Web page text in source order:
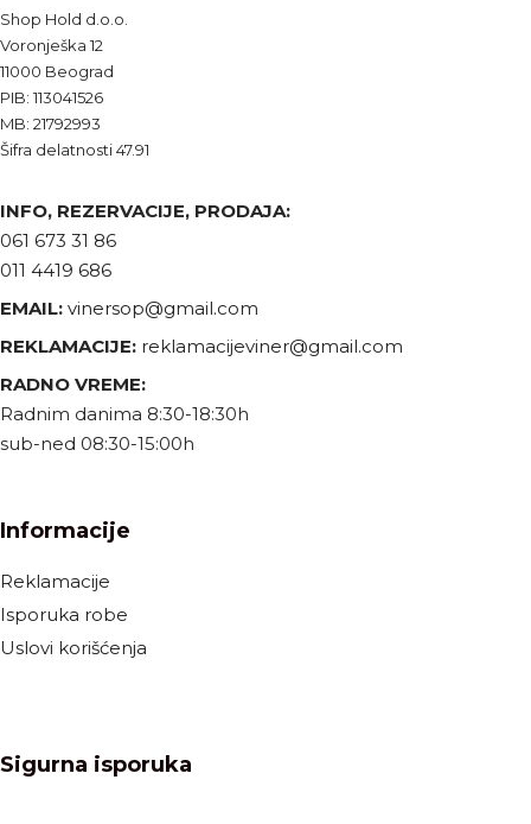
Shop Hold d.o.o.
Voronješka 12
11000 Beograd
PIB: 113041526
MB: 21792993
Šifra delatnosti 47.91
INFO, REZERVACIJE, PRODAJA:
061 673 31 86
011 4419 686
EMAIL: vinersop@gmail.com
REKLAMACIJE: reklamacijeviner@gmail.com
RADNO VREME:
Radnim danima 8:30-18:30h
sub-ned 08:30-15:00h
Informacije
Reklamacije
Isporuka robe
Uslovi korišćenja
Sigurna isporuka